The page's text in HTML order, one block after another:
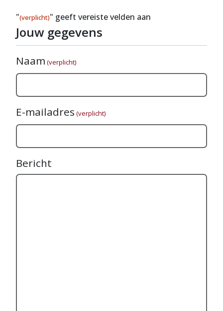
"(verplicht)" geeft vereiste velden aan
Jouw gegevens
Naam (verplicht)
E-mailadres (verplicht)
Bericht